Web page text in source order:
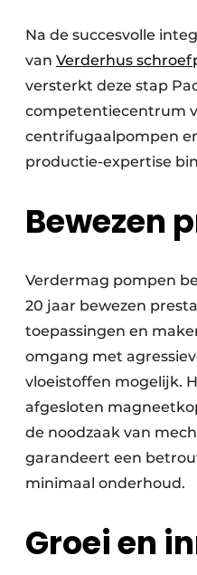
Na de succesvolle
van Verderhus
versterkt deze stap
competentiecentrum
centrifugaalpompen
productie-expertise
Bewezen
Verdermag pompen
20 jaar bewezen
toepassingen en
omgang met
vloeistoffen mogelijk.
afgesloten
de noodzaak van
garandeert een
minimaal onderhoud.
Groei en